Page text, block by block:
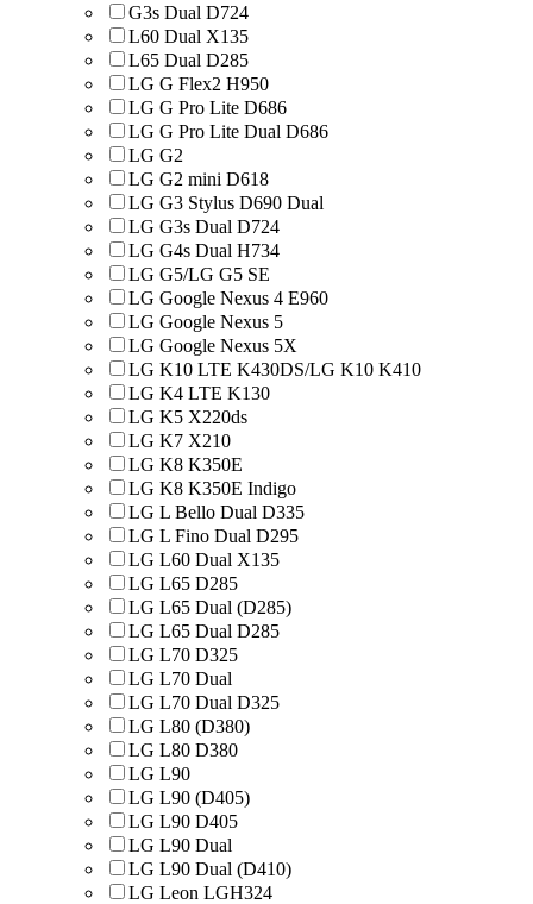
G3s Dual D724
L60 Dual X135
L65 Dual D285
LG G Flex2 H950
LG G Pro Lite D686
LG G Pro Lite Dual D686
LG G2
LG G2 mini D618
LG G3 Stylus D690 Dual
LG G3s Dual D724
LG G4s Dual H734
LG G5/LG G5 SE
LG Google Nexus 4 E960
LG Google Nexus 5
LG Google Nexus 5X
LG K10 LTE K430DS/LG K10 K410
LG K4 LTE K130
LG K5 X220ds
LG K7 X210
LG K8 K350E
LG K8 K350E Indigo
LG L Bello Dual D335
LG L Fino Dual D295
LG L60 Dual X135
LG L65 D285
LG L65 Dual (D285)
LG L65 Dual D285
LG L70 D325
LG L70 Dual
LG L70 Dual D325
LG L80 (D380)
LG L80 D380
LG L90
LG L90 (D405)
LG L90 D405
LG L90 Dual
LG L90 Dual (D410)
LG Leon LGH324